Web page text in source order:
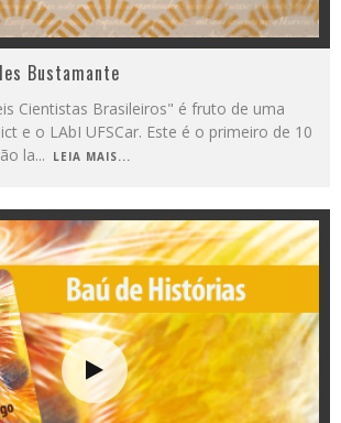
Bustamante
Cientistas Brasileiros" é fruto de uma
e o LAbI UFSCar. Este é o primeiro de 10
la... LEIA MAIS...